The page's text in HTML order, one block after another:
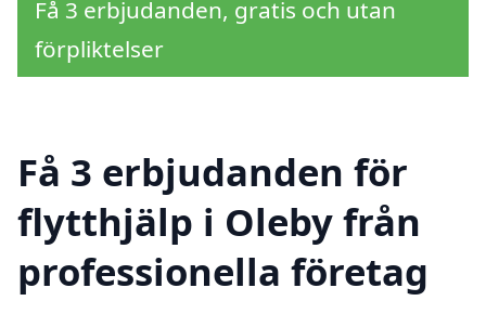
Få 3 erbjudanden, gratis och utan
förpliktelser
Få 3 erbjudanden för
flytthjälp i Oleby från
professionella företag